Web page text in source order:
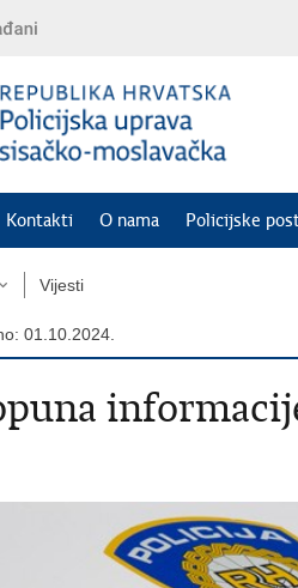
Kontakti O nama Policijske
Vijesti
01.10.2024.